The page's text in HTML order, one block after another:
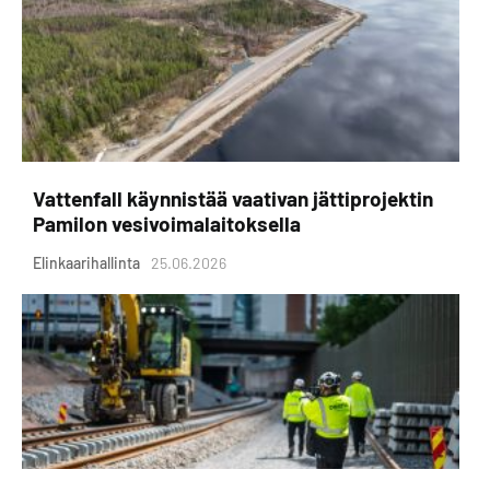
Vattenfall käynnistää vaativan jättiprojektin
Pamilon vesivoimalaitoksella
Elinkaarihallinta 25.06.2026